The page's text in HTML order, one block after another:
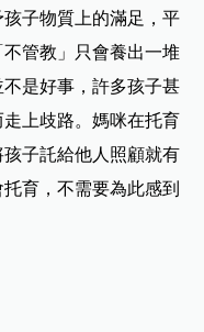
子物質上的滿足，平
管教」只會養出一堆
是好事，許多孩子甚
上歧路。媽咪在托育
子託給他人照顧就有
育，不需要為此感到